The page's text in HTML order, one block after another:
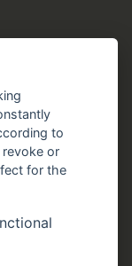
to
or
for the